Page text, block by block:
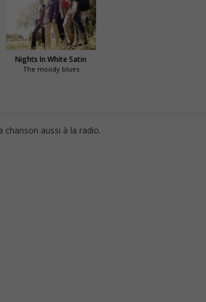
Nights In White Satin
The moody blues
chanson aussi à la radio.